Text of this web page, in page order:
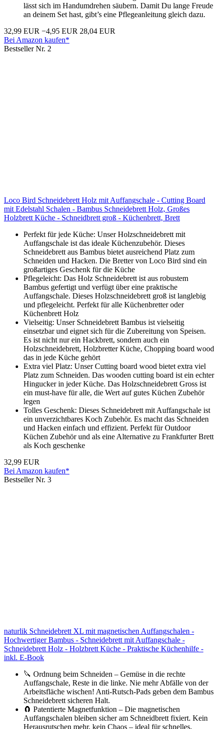
lässt sich im Handumdrehen säubern. Damit Du lange Freude
an deinem Set hast, gibt’s eine Pflegeanleitung gleich dazu.
32,99 EUR −4,95 EUR 28,04 EUR
Bei Amazon kaufen*
Bestseller Nr. 2
Loco Bird Schneidebrett Holz mit Auffangschale - Cutting Board
mit Edelstahl Schalen - Bambus Schneidebrett Holz, Großes
Holzbrett Küche - Schneidbrett groß - Küchenbrett, Brett
Perfekt für jede Küche: Unser Holzschneidebrett mit
Auffangschale ist das ideale Küchenzubehör. Dieses
Schneidebrett aus Bambus bietet ausreichend Platz zum
Schneiden und Hacken. Die Bretter von Loco Bird sind ein
großartiges Geschenk für die Küche
Pflegeleicht: Das Holz Schneidebrett ist aus robustem
Bambus gefertigt und verfügt über eine praktische
Auffangschale. Dieses Holzschneidebrett groß ist langlebig
und pflegeleicht. Perfekt für alle Küchenbretter oder
Küchenbrett Holz
Vielseitig: Unser Schneidebrett Bambus ist vielseitig
einsetzbar und eignet sich für die Zubereitung von Speisen.
Es ist nicht nur ein Hackbrett, sondern auch ein
Holzschneidebrett, Holzbretter Küche, Chopping board wood
das in jede Küche gehört
Extra viel Platz: Unser Cutting board wood bietet extra viel
Platz zum Schneiden. Das wooden cutting board ist ein echter
Hingucker in jeder Küche. Das Holzschneidebrett Gross ist
ein must-have für alle, die Wert auf gutes Küchen Zubehör
legen
Tolles Geschenk: Dieses Schneidebrett mit Auffangschale ist
ein unverzichtbares Koch Zubehör. Es macht das Schneiden
und Hacken einfach und effizient. Perfekt für Outdoor
Küchen Zubehör und als eine Alternative zu Frankfurter Brett
als Koch geschenke
32,99 EUR
Bei Amazon kaufen*
Bestseller Nr. 3
naturlik Schneidebrett XL mit magnetischen Auffangschalen -
Hochwertiger Bambus - Schneidebrett mit Auffangschale -
Schneidebrett Holz - Holzbrett Küche - Praktische Küchenhilfe -
inkl. E-Book
🔪 Ordnung beim Schneiden – Gemüse in die rechte
Auffangschale, Reste in die linke. Nie mehr Abfälle von der
Arbeitsfläche wischen! Anti-Rutsch-Pads geben dem Bambus
Schneidebrett sicheren Halt.
🧲 Patentierte Magnetfunktion – Die magnetischen
Auffangschalen bleiben sicher am Schneidbrett fixiert. Kein
Herausrutschen mehr, kein Chaos – ideal für schnelles,